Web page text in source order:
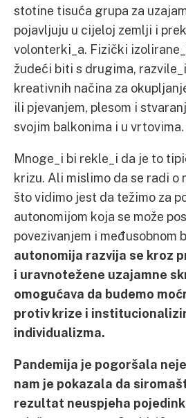
stotine tisuća grupa za
pojavljuju u cijeloj zemlji i
volonterki_a. Fizički
žudeći biti s drugima,
kreativnih načina za
ili pjevanjem, plesom i
svojim balkonima i u vrtovima.
Mnoge_i bi rekle_i da je to
krizu. Ali mislimo da se radi o
što vidimo jest da težimo za
autonomijom koja se može
povezivanjem i međusobnom
autonomija razvija se kroz
i uravnotežene uzajamne
omogućava da budemo
protiv krize i
individualizma.
Pandemija je pogoršala
nam je pokazala da
rezultat neuspjeha